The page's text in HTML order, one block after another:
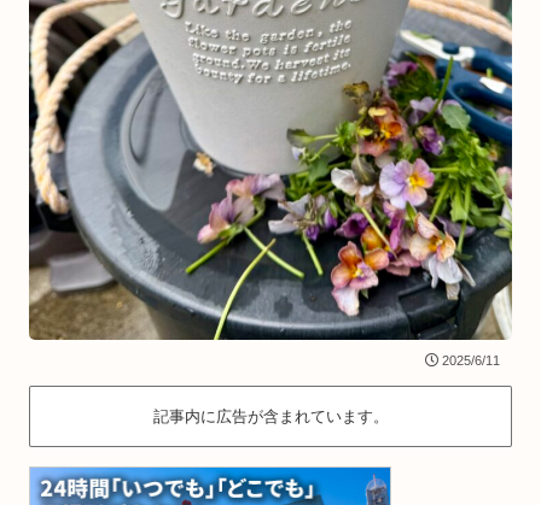
2025/6/11
記事内に広告が含まれています。